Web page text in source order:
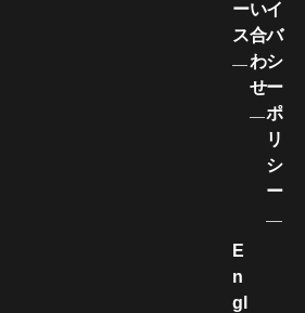
ー
ス
い
合
わ
せ
イ
バ
シ
ー
ポ
リ
シ
ー
E
n
gl